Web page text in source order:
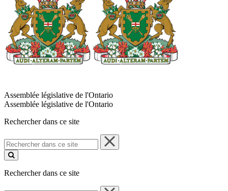
Assemblée législative de l'Ontario
Assemblée législative de l'Ontario
Rechercher dans ce site
Rechercher
dans
ce
Rechercher dans ce site